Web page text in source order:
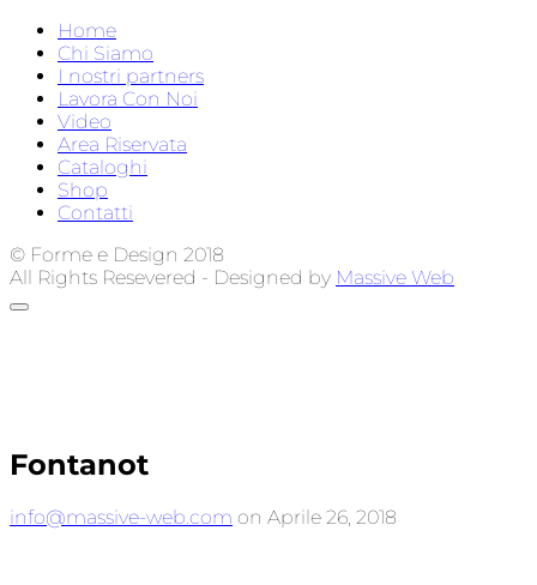
Home
Chi Siamo
I nostri partners
Lavora Con Noi
Video
Area Riservata
Cataloghi
Shop
Contatti
© Forme e Design 2018
All Rights Resevered - Designed by Massive Web
Fontanot
info@massive-web.com on Aprile 26, 2018